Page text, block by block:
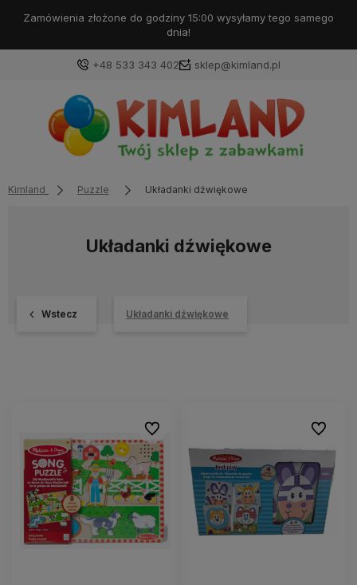
Zamówienia złożone do godziny 15:00 wysyłamy tego samego
dnia!
+48 533 343 402 sklep@kimland.pl
Kimland Puzzle Układanki dźwiękowe
Układanki dźwiękowe
Wstecz Układanki dźwiękowe
Do ulubionych Do